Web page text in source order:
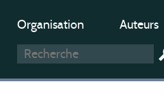
Organisation Auteurs